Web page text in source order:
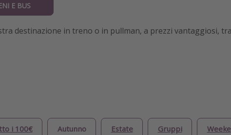
E BUS
destinazione in treno o in pullman, a prezzi vantaggiosi,
i 100€ Autunno Estate Gruppi